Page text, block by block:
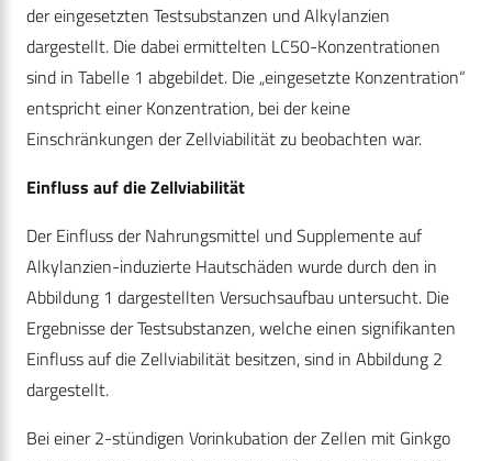
der eingesetzten Testsubstanzen und Alkylanzien
dargestellt. Die dabei ermittelten LC50-Konzentrationen
sind in Tabelle 1 abgebildet. Die „eingesetzte Konzentration“
entspricht einer Konzentration, bei der keine
Einschränkungen der Zellviabilität zu beobachten war.
Einfluss auf die Zellviabilität
Der Einfluss der Nahrungsmittel und Supplemente auf
Alkylanzien-induzierte Hautschäden wurde durch den in
Abbildung 1 dargestellten Versuchsaufbau untersucht. Die
Ergebnisse der Testsubstanzen, welche einen signifikanten
Einfluss auf die Zellviabilität besitzen, sind in Abbildung 2
dargestellt.
Bei einer 2-stündigen Vorinkubation der Zellen mit Ginkgo